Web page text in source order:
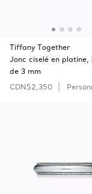
Tiffany Together
Jonc ciselé en platine,
de 3 mm
CDN$2,350